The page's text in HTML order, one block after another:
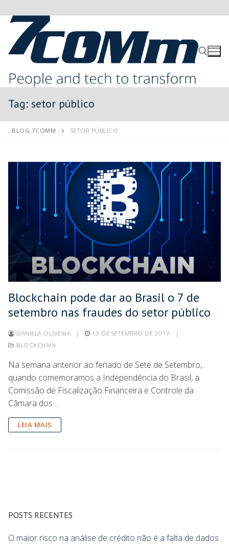
Tag: setor público
BLOG 7COMM SETOR PÚBLICO
Blockchain pode dar ao Brasil o 7 de
setembro nas fraudes do setor público
DANIELA OLIVEIRA | 13 DE SETEMBRO DE 2017
|
BLOCKCHAIN
Na semana anterior ao feriado de Sete de Setembro,
quando comemoramos a Independência do Brasil, a
Comissão de Fiscalização Financeira e Controle da
Câmara dos…
LEIA MAIS
POSTS RECENTES
O maior risco na análise de crédito não é a falta de dados.